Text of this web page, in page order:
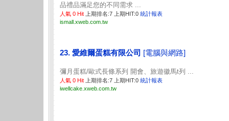
品禮品滿足您的不同需求 ...
人氣 0 Hit 上期排名:7 上期HIT:0 統計報表
ismall.xweb.com.tw
23. 愛維爾蛋糕有限公司 [電腦與網路]
彌月蛋糕/歐式長條系列 開會、旅遊徽馬t列 ...
人氣 0 Hit 上期排名:7 上期HIT:0 統計報表
iwellcake.xweb.com.tw